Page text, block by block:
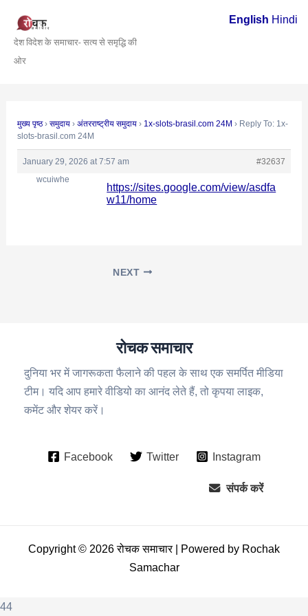
content
देश विदेश के समाचार- सत्य से समृद्धि की
ओर
मुख्य पृष्ठ › समुदाय › अंतरराष्ट्रीय समुदाय › 1x-slots-brasil.com 24M › Reply To: 1x-
slots-brasil.com 24M
January 29, 2026 at 7:57 am
#32637
wcuiwhe
https://sites.google.com/view/asdfa
w11/home
navigation
NEXT
रोचक समाचार
दुनिया भर में जागरूकता फैलाने की पहल के साथ एक समर्पित मीडिया
टीम। यदि आप हमारे वीडियो का आनंद लेते हैं, तो कृपया लाइक,
कमेंट और शेयर करें।
Facebook Twitter Instagram
संपर्क करें
Copyright © 2026 रोचक समाचार | Powered by Rochak
Samachar
44
English Hindi